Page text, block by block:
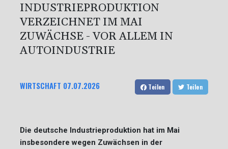
INDUSTRIEPRODUKTION
VERZEICHNET IM MAI
ZUWÄCHSE - VOR ALLEM IN
AUTOINDUSTRIE
WIRTSCHAFT 07.07.2026 Teilen Teilen
Die deutsche Industrieproduktion hat im Mai
insbesondere wegen Zuwächsen in der